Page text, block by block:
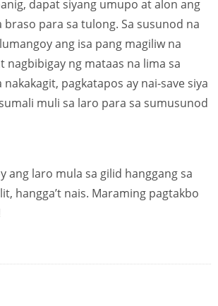
dapat siyang umupo at alon ang
braso para sa tulong. Sa susunod na
ang isa pang magiliw na
nagbibigay ng mataas na lima sa
pagkatapos ay nai-save siya
muli sa laro para sa sumusunod
ang laro mula sa gilid hanggang sa
hangga’t nais. Maraming pagtakbo